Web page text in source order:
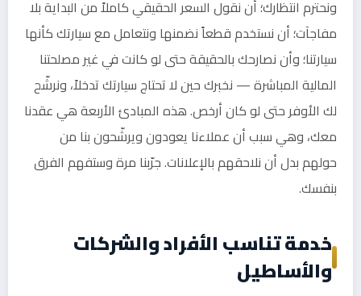
ونحترم انتظارك؛ أن نقول السعر الحقيقي كاملاً من البداية بلا
مفاجآت؛ أن نستخدم قطعاً نضمنها ونتعامل مع سيارتك كأنها
سيارتنا؛ وأن نصارحك بالحقيقة حتى لو كانت في غير مصلحتنا
المالية المباشرة — نخبرك حين لا تحتاج سيارتك تدخلاً، ونرشّح
لك الأوفر حتى لو كان أرخص. هذه المبادئ الأربعة هي عقدنا
معك، وهي سبب أن عملاءنا يعودون ويرشّحون بنا من
حولهم بدل أن نلاحقهم بالإعلانات. جرّبنا مرة وستفهم الفرق
بنفسك.
خدمة تناسب الأفراد والشركات
والأساطيل